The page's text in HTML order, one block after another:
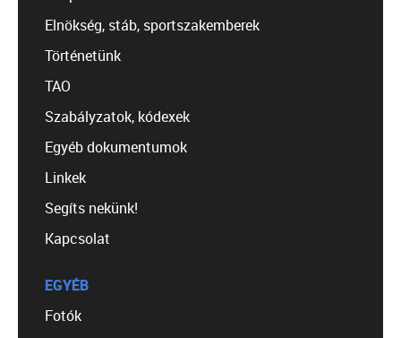
Elnökség, stáb, sportszakemberek
Történetünk
TAO
Szabályzatok, kódexek
Egyéb dokumentumok
Linkek
Segíts nekünk!
Kapcsolat
EGYÉB
Fotók